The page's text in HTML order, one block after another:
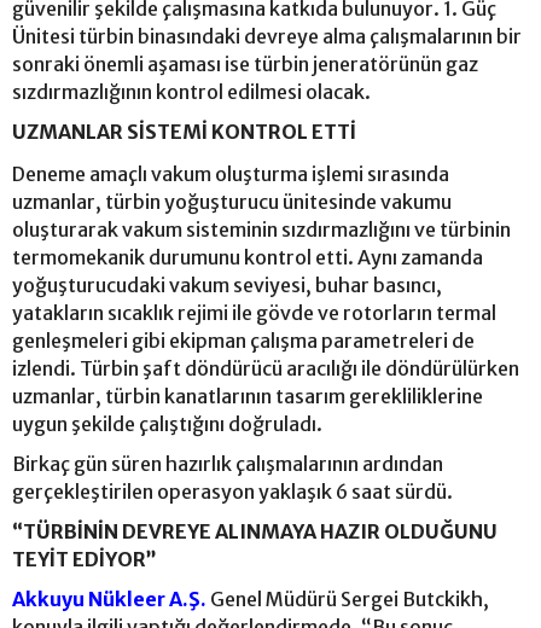
güvenilir şekilde çalışmasına katkıda bulunuyor. 1. Güç
Ünitesi türbin binasındaki devreye alma çalışmalarının bir
sonraki önemli aşaması ise türbin jeneratörünün gaz
sızdırmazlığının kontrol edilmesi olacak.
UZMANLAR SİSTEMİ KONTROL ETTİ
Deneme amaçlı vakum oluşturma işlemi sırasında
uzmanlar, türbin yoğuşturucu ünitesinde vakumu
oluşturarak vakum sisteminin sızdırmazlığını ve türbinin
termomekanik durumunu kontrol etti. Aynı zamanda
yoğuşturucudaki vakum seviyesi, buhar basıncı,
yatakların sıcaklık rejimi ile gövde ve rotorların termal
genleşmeleri gibi ekipman çalışma parametreleri de
izlendi. Türbin şaft döndürücü aracılığı ile döndürülürken
uzmanlar, türbin kanatlarının tasarım gerekliliklerine
uygun şekilde çalıştığını doğruladı.
Birkaç gün süren hazırlık çalışmalarının ardından
gerçekleştirilen operasyon yaklaşık 6 saat sürdü.
“TÜRBİNİN DEVREYE ALINMAYA HAZIR OLDUĞUNU
TEYİT EDİYOR”
Akkuyu Nükleer A.Ş. Genel Müdürü Sergei Butckikh,